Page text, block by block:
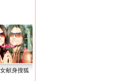
献身搜狐